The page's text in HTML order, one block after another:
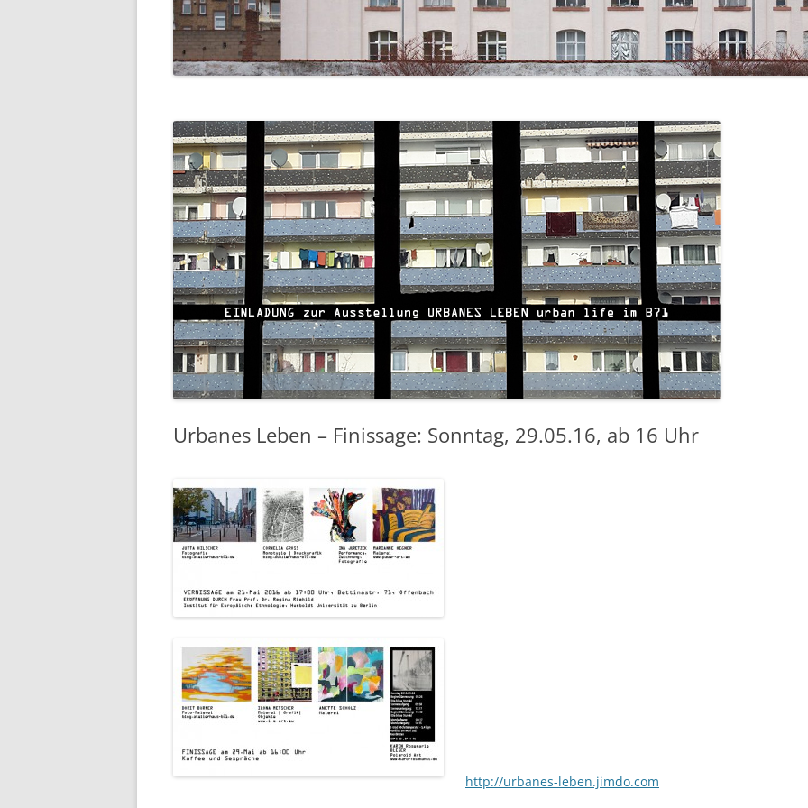
Urbanes Leben – Finissage: Sonntag, 29.05.16, ab 16 Uhr
http://urbanes-leben.jimdo.com